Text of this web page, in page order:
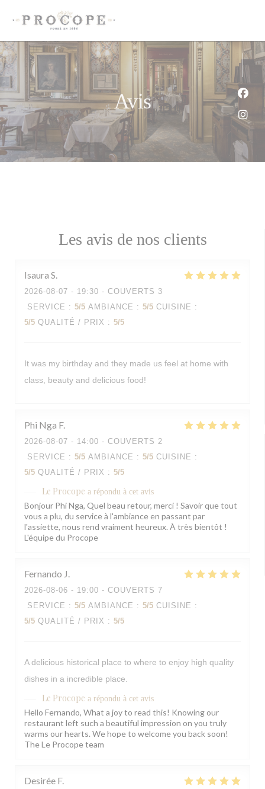
Avis
Les avis de nos clients
Isaura S
2026-08-07 - 19:30 - COUVERTS 3
SERVICE : 5/5 AMBIANCE : 5/5 CUISINE :
5/5 QUALITÉ / PRIX : 5/5
It was my birthday and they made us feel at home with
class, beauty and delicious food!
Phi Nga F
2026-08-07 - 14:00 - COUVERTS 2
SERVICE : 5/5 AMBIANCE : 5/5 CUISINE :
5/5 QUALITÉ / PRIX : 5/5
Le Procope a répondu à cet avis
Bonjour Phi Nga, Quel beau retour, merci ! Savoir que tout
vous a plu, du service à l'ambiance en passant par
l'assiette, nous rend vraiment heureux. À très bientôt !
L'équipe du Procope
Fernando J
2026-08-06 - 19:00 - COUVERTS 7
SERVICE : 5/5 AMBIANCE : 5/5 CUISINE :
5/5 QUALITÉ / PRIX : 5/5
A delicious historical place to where to enjoy high quality
dishes in a incredible place.
Le Procope a répondu à cet avis
Hello Fernando, What a joy to read this! Knowing our
restaurant left such a beautiful impression on you truly
warms our hearts. We hope to welcome you back soon!
The Le Procope team
Desirée F